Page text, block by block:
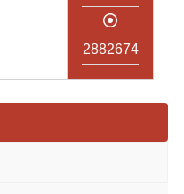
2882674